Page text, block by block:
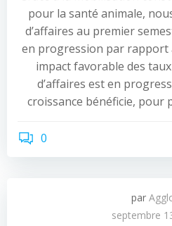
pour la santé animale,
d’affaires au premier
en progression par rapport
impact favorable des
d’affaires est en
croissance bénéficie, pour
0
par
septembre